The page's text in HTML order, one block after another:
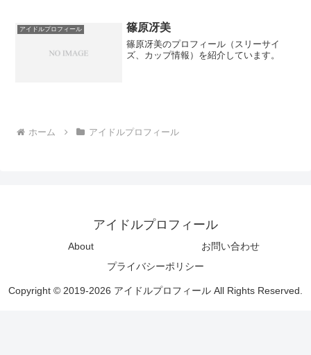
アイドルプロフィール 篠原冴美
篠原冴美のプロフィール（スリーサイ
ズ、カップ情報）を紹介しています。
ホーム アイドルプロフィール
アイドルプロフィール
About
お問い合わせ
プライバシーポリシー
Copyright © 2019-2026 アイドルプロフィール All Rights Reserved.